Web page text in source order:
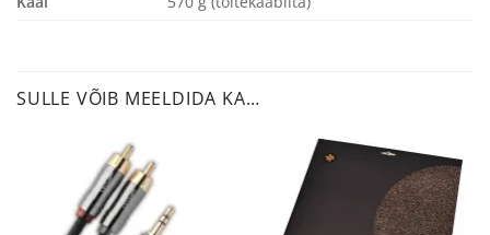
SULLE VÕIB MEELDIDA KA…